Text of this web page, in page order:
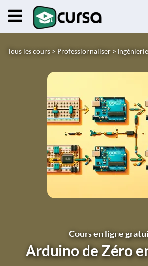
Tous les cours > Professionnaliser >
Cours en ligne
Arduino de Zéro